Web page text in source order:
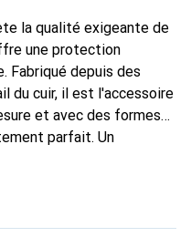
la qualité exigeante de
une protection
Fabriqué depuis des
du cuir, il est l'accessoire
et avec des formes
parfait. Un
reconnue
pour le client